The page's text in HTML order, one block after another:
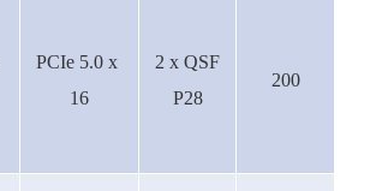
PCIe 5.0 x
16
2 x QSF
P28
200